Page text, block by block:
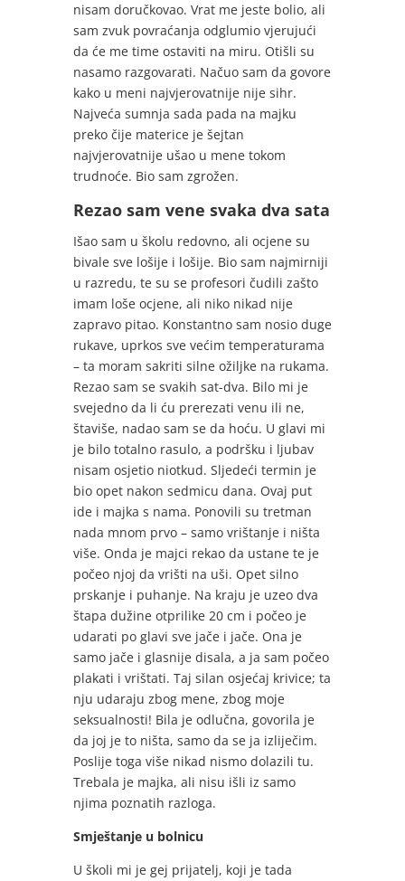
nisam doručkovao. Vrat me jeste bolio, ali
sam zvuk povraćanja odglumio vjerujući
da će me time ostaviti na miru. Otišli su
nasamo razgovarati. Načuo sam da govore
kako u meni najvjerovatnije nije sihr.
Najveća sumnja sada pada na majku
preko čije materice je šejtan
najvjerovatnije ušao u mene tokom
trudnoće. Bio sam zgrožen.
Rezao sam vene svaka dva sata
Išao sam u školu redovno, ali ocjene su
bivale sve lošije i lošije. Bio sam najmirniji
u razredu, te su se profesori čudili zašto
imam loše ocjene, ali niko nikad nije
zapravo pitao. Konstantno sam nosio duge
rukave, uprkos sve većim temperaturama
– ta moram sakriti silne ožiljke na rukama.
Rezao sam se svakih sat-dva. Bilo mi je
svejedno da li ću prerezati venu ili ne,
štaviše, nadao sam se da hoću. U glavi mi
je bilo totalno rasulo, a podršku i ljubav
nisam osjetio niotkud. Sljedeći termin je
bio opet nakon sedmicu dana. Ovaj put
ide i majka s nama. Ponovili su tretman
nada mnom prvo – samo vrištanje i ništa
više. Onda je majci rekao da ustane te je
počeo njoj da vrišti na uši. Opet silno
prskanje i puhanje. Na kraju je uzeo dva
štapa dužine otprilike 20 cm i počeo je
udarati po glavi sve jače i jače. Ona je
samo jače i glasnije disala, a ja sam počeo
plakati i vrištati. Taj silan osjećaj krivice; ta
nju udaraju zbog mene, zbog moje
seksualnosti! Bila je odlučna, govorila je
da joj je to ništa, samo da se ja izliječim.
Poslije toga više nikad nismo dolazili tu.
Trebala je majka, ali nisu išli iz samo
njima poznatih razloga.
Smještanje u bolnicu
U školi mi je gej prijatelj, koji je tada